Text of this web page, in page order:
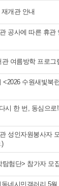
개관 안내
공사에 따른 휴관
여름방학 프로그
<2026 수원새빛북
시 한 번, 동심으로
성인자원봉사자
험단> 참가자 모
네시민갤러리 5월